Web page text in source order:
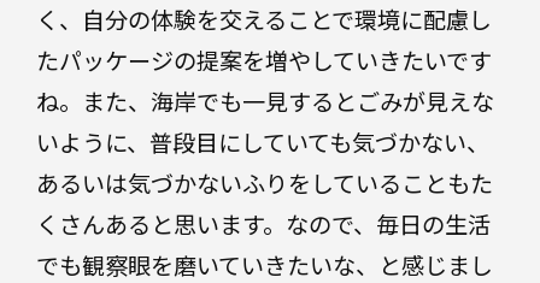
く、自分の体験を交えることで環境に配慮し
たパッケージの提案を増やしていきたいです
ね。また、海岸でも一見するとごみが見えな
いように、普段目にしていても気づかない、
あるいは気づかないふりをしていることもた
くさんあると思います。なので、毎日の生活
でも観察眼を磨いていきたいな、と感じまし